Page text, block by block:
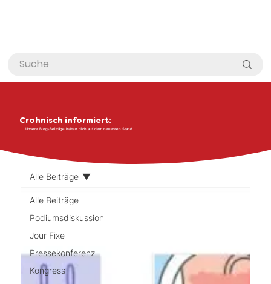
Crohnisch informiert:
Unsere Blog-Beiträge halten dich auf dem neuesten Stand
Alle Beiträge
Podiumsdiskussion
Jour Fixe
Pressekonferenz
Kongress
Alle Beiträge